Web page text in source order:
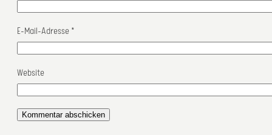
E-Mail-Adresse *
Website